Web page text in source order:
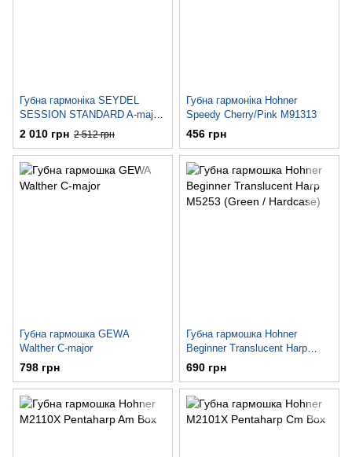
Губна гармоніка SEYDEL
SESSION STANDARD A-major
(10201A)
2 010 грн 2 512 грн
Губна гармоніка Hohner
Speedy Cherry/Pink M91313
456 грн
Губна гармошка GEWA
Walther C-major
798 грн
Губна гармошка Hohner
Beginner Translucent Harp
M5253 (Green / Hardcase)
690 грн